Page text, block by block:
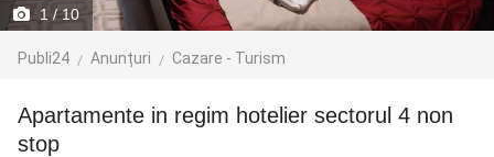
1 / 10
Publi24 Anunțuri Cazare - Turism
Apartamente in regim hotelier sectorul 4 non
stop